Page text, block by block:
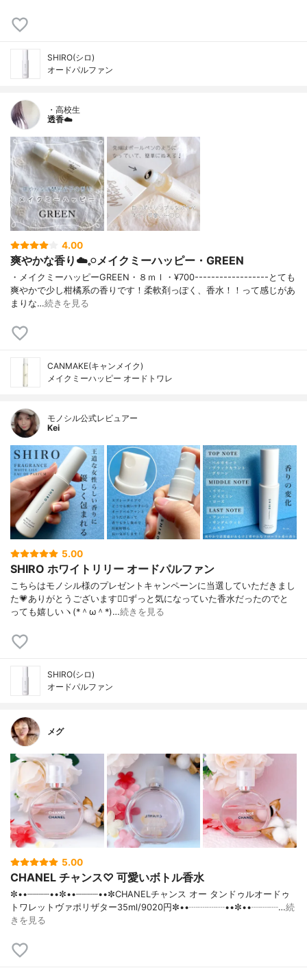
SHIRO(シロ)
オードパルファン
・高校生
透香☁️
4.00
爽やかな香り☁️𓈒𓏸メイクミーハッピー・GREEN
・メイクミーハッピーGREEN・８ｍｌ・¥700------------------とても
爽やかで少し柑橘系の香りです！柔軟剤っぽく、香水！！って感じがあ
まりな…続きを見る
CANMAKE(キャンメイク)
メイクミーハッピー オードトワレ
モノシル公式レビュアー
Kei
5.00
SHIRO ホワイトリリー オードパルファン
こちらはモノシル様のプレゼントキャンペーンに当選していただきまし
た💗ありがとうございます🙇‍♀️ずっと気になっていた香水だったのでと
っても嬉しいヽ(*＾ω＾*)…続きを見る
SHIRO(シロ)
オードパルファン
メグ
5.00
CHANEL チャンス♡ 可愛いボトル香水
✼••┈┈┈┈••✼••┈┈┈┈••✼CHANELチャンス オー タンドゥルオードゥ
トワレットヴァポリザター35ml/9020円✼••┈┈┈┈••✼••┈┈┈…続
きを見る